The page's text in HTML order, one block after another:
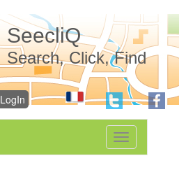
SeecliQ
Search, Click, Find
LogIn
Toggle
navigation